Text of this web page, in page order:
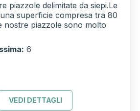
piazzole delimitate da siepi.Le
superficie compresa tra 80
nostre piazzole sono molto
6
VEDI DETTAGLI